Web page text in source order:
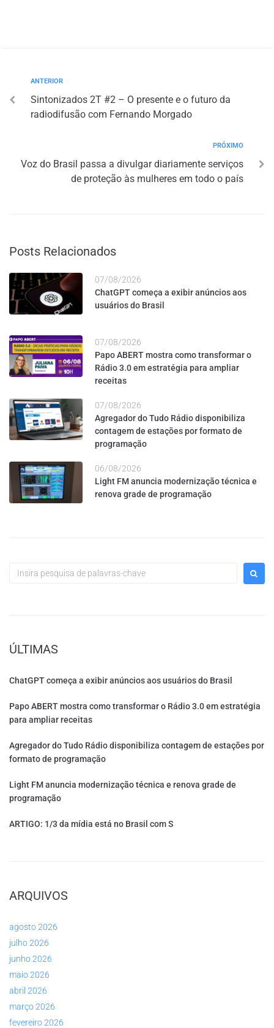
ANTERIOR
Sintonizados 2T #2 – O presente e o futuro da
radiodifusão com Fernando Morgado
PRÓXIMO
Voz do Brasil passa a divulgar diariamente serviços
de proteção às mulheres em todo o país
Posts Relacionados
07/08/2026
ChatGPT começa a exibir anúncios aos
usuários do Brasil
07/08/2026
Papo ABERT mostra como transformar o
Rádio 3.0 em estratégia para ampliar
receitas
07/08/2026
Agregador do Tudo Rádio disponibiliza
contagem de estações por formato de
programação
06/08/2026
Light FM anuncia modernização técnica e
renova grade de programação
ÚLTIMAS
ChatGPT começa a exibir anúncios aos usuários do Brasil
Papo ABERT mostra como transformar o Rádio 3.0 em estratégia
para ampliar receitas
Agregador do Tudo Rádio disponibiliza contagem de estações por
formato de programação
Light FM anuncia modernização técnica e renova grade de
programação
ARTIGO: 1/3 da mídia está no Brasil com S
ARQUIVOS
agosto 2026
julho 2026
junho 2026
maio 2026
abril 2026
março 2026
fevereiro 2026